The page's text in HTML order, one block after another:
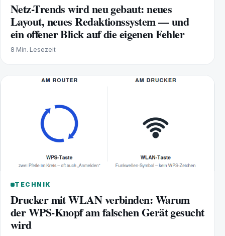
Netz-Trends wird neu gebaut: neues
Layout, neues Redaktionssystem — und
ein offener Blick auf die eigenen Fehler
8 Min. Lesezeit
TECHNIK
Drucker mit WLAN verbinden: Warum
der WPS-Knopf am falschen Gerät gesucht
wird